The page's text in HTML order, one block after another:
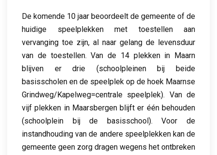
De komende 10 jaar beoordeelt de gemeente of de
huidige speelplekken met toestellen aan
vervanging toe zijn, al naar gelang de levensduur
van de toestellen. Van de 14 plekken in Maarn
blijven er drie (schoolpleinen bij beide
basisscholen en de speelplek op de hoek Maarnse
Grindweg/Kapelweg=centrale speelplek). Van de
vijf plekken in Maarsbergen blijft er één behouden
(schoolplein bij de basisschool). Voor de
instandhouding van de andere speelplekken kan de
gemeente geen zorg dragen wegens het ontbreken